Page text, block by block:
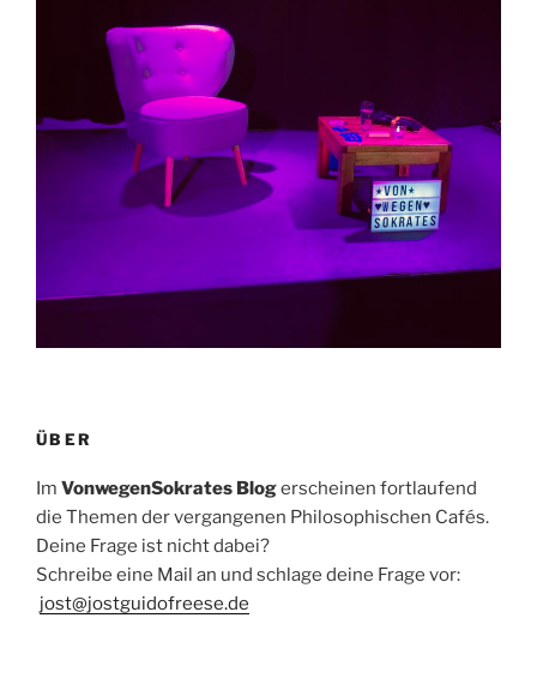
ÜBER
Im VonwegenSokrates Blogerscheinen fortlaufend
die Themen der vergangenen Philosophischen Cafés.
Deine Frage ist nicht dabei?
Schreibe eine Mail an und schlage deine Frage vor:
jost@jostguidofreese.de